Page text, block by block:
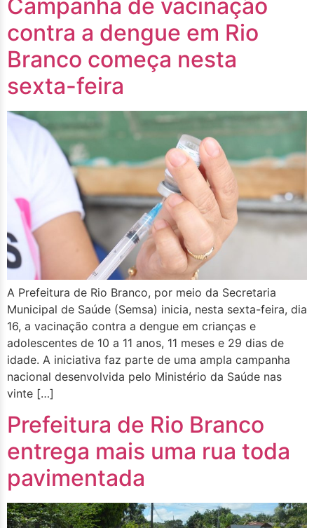
Campanha de vacinação
contra a dengue em Rio
Branco começa nesta
sexta-feira
A Prefeitura de Rio Branco, por meio da Secretaria
Municipal de Saúde (Semsa) inicia, nesta sexta-feira, dia
16, a vacinação contra a dengue em crianças e
adolescentes de 10 a 11 anos, 11 meses e 29 dias de
idade. A iniciativa faz parte de uma ampla campanha
nacional desenvolvida pelo Ministério da Saúde nas
vinte […]
Prefeitura de Rio Branco
entrega mais uma rua toda
pavimentada